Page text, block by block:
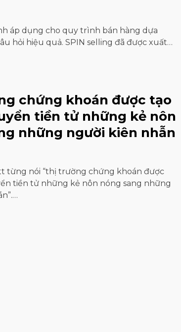
áp dụng cho quy trình bán hàng dựa
hỏi hiệu quả. SPIN selling đã được xuất…
chứng khoán được tạo
tiền tử những kẻ nôn
những người kiên nhẫn
từng nói “thị trường chứng khoán được
tiền tử những kẻ nôn nóng sang những